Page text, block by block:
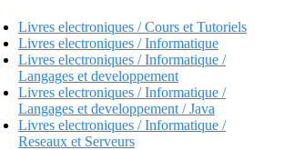
Livres electroniques / Cours et Tutoriels
Livres electroniques / Informatique
Livres electroniques / Informatique /
Langages et developpement
Livres electroniques / Informatique /
Langages et developpement / Java
Livres electroniques / Informatique /
Reseaux et Serveurs